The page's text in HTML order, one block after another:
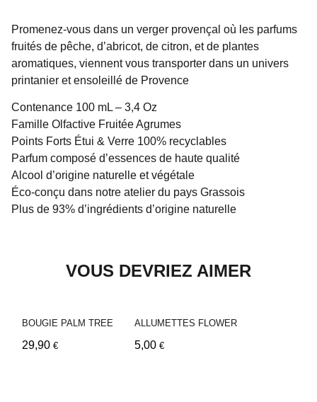
Promenez-vous dans un verger provençal où les parfums
fruités de pêche, d’abricot, de citron, et de plantes
aromatiques, viennent vous transporter dans un univers
printanier et ensoleillé de Provence
Contenance 100 mL – 3,4 Oz
Famille Olfactive Fruitée Agrumes
Points Forts Étui & Verre 100% recyclables
Parfum composé d’essences de haute qualité
Alcool d’origine naturelle et végétale
Éco-conçu dans notre atelier du pays Grassois
Plus de 93% d’ingrédients d’origine naturelle
VOUS DEVRIEZ AIMER
BOUGIE PALM TREE
29,90 €
ALLUMETTES FLOWER
5,00 €